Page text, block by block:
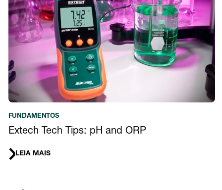
FUNDAMENTOS
Extech Tech Tips: pH and ORP
LEIA MAIS